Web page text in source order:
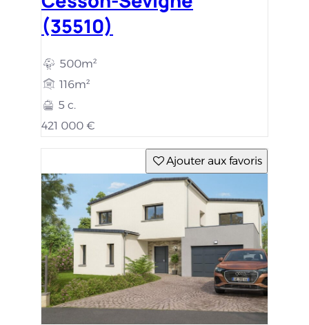
(35510)
500m²
116m²
5 c.
421 000 €
Ajouter aux favoris